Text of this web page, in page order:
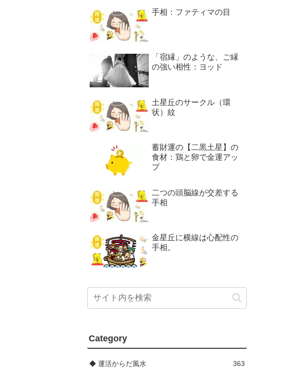
手相：ファティマの目
「宿縁」のような、ご縁
の強い相性：ヨッド
土星丘のサークル（環
状）紋
蓄財運の【二黒土星】の
食材：鶏と卵で金運アッ
プ
二つの頭脳線が交差する
手相
金星丘に横線は心配性の
手相。
Category
◆ 運活からだ風水
363